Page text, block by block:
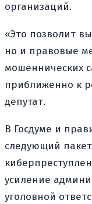
организаций.
«Это позволит
но и правовые
мошеннических
приближенно к
депутат.
В Госдуме и
следующий
усиление
уголовной